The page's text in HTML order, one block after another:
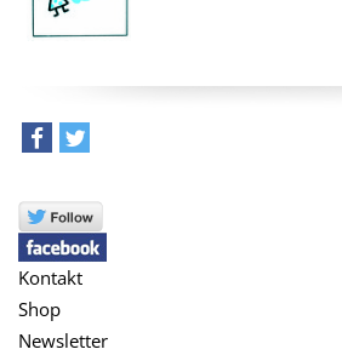
Kontakt
Shop
Newsletter